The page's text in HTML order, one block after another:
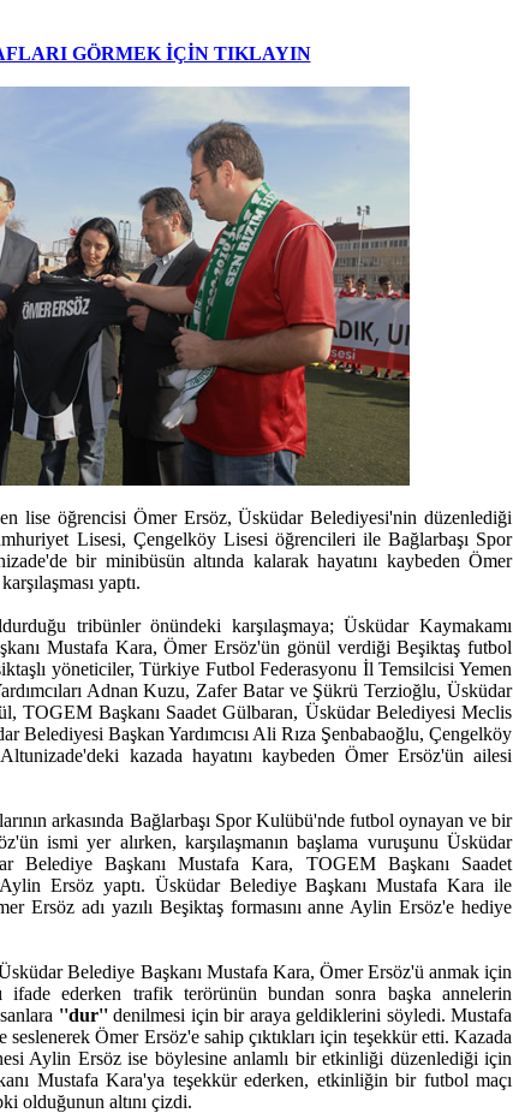
GÖRMEK İÇİN TIKLAYIN
lise öğrencisi Ömer Ersöz, Üsküdar Belediyesi'nin düzenlediği
Lisesi, Çengelköy Lisesi öğrencileri ile Bağlarbaşı Spor
bir minibüsün altında kalarak hayatını kaybeden Ömer
yaptı.
tribünler önündeki karşılaşmaya; Üsküdar Kaymakamı
Mustafa Kara, Ömer Ersöz'ün gönül verdiği Beşiktaş futbol
yöneticiler, Türkiye Futbol Federasyonu İl Temsilcisi Yemen
Adnan Kuzu, Zafer Batar ve Şükrü Terzioğlu, Üsküdar
TOGEM Başkanı Saadet Gülbaran, Üsküdar Belediyesi Meclis
Belediyesi Başkan Yardımcısı Ali Rıza Şenbabaoğlu, Çengelköy
kazada hayatını kaybeden Ömer Ersöz'ün ailesi
arkasında Bağlarbaşı Spor Kulübü'nde futbol oynayan ve bir
ismi yer alırken, karşılaşmanın başlama vuruşunu Üsküdar
Belediye Başkanı Mustafa Kara, TOGEM Başkanı Saadet
Ersöz yaptı. Üsküdar Belediye Başkanı Mustafa Kara ile
Ersöz adı yazılı Beşiktaş formasını anne Aylin Ersöz'e hediye
Belediye Başkanı Mustafa Kara, Ömer Ersöz'ü anmak için
ifade ederken trafik terörünün bundan sonra başka annelerin
''dur''denilmesi için bir araya geldiklerini söyledi. Mustafa
Ömer Ersöz'e sahip çıktıkları için teşekkür etti. Kazada
Aylin Ersöz ise böylesine anlamlı bir etkinliği düzenlediği için
Mustafa Kara'ya teşekkür ederken, etkinliğin bir futbol maçı
olduğunun altını çizdi.